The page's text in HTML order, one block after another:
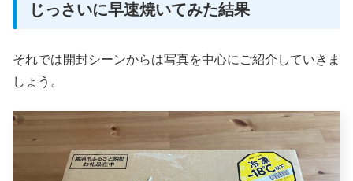
じっさいに早速焼いてみた結果
それでは開封シーンからは写真を中心にご紹介していきま
しょう。